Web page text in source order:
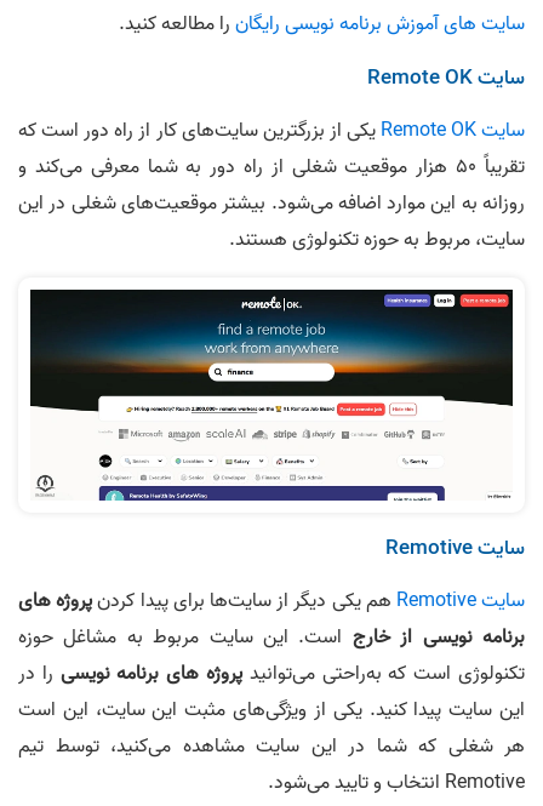
سایت های آموزش برنامه نویسی رایگانرا مطالعه کنید.
سایت Remote OK
سایت Remote OK
یکی از بزرگترین سایت‌های کار از راه دور است که
تقریباً 50 هزار موقعیت شغلی از راه دور به شما معرفی می‌کند و
روزانه به این موارد اضافه می‌شود. بیشتر موقعیت‌های شغلی در این
سایت، مربوط به حوزه تکنولوژی هستند.
سایت Remotive
سایت Remotive هم یکی دیگر از سایت‌ها برای پیدا کردنپروژه های
برنامه نویسی از خارج است. این سایت مربوط به مشاغل حوزه
تکنولوژی است که به‌راحتی می‌توانید پروژه های برنامه نویسی را در
این سایت پیدا کنید. یکی از ویژگی‌های مثبت این سایت، این است
هر شغلی که شما در این سایت مشاهده می‌کنید، توسط تیم
Remotive انتخاب و تایید می‌شود.